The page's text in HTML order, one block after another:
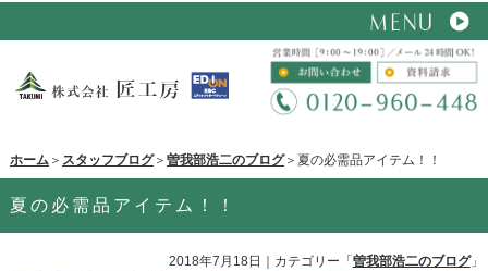
ホーム＞ スタッフブログ＞ 曽我部浩二のブログ＞夏の必需品アイテム！！
夏の必需品アイテム！！
2018年7月18日 ｜カテゴリー「 曽我部浩二のブログ」